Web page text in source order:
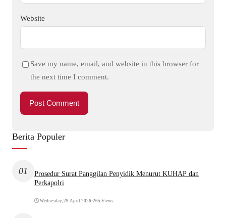
Website
Save my name, email, and website in this browser for
the next time I comment.
Berita Populer
01
Prosedur Surat Panggilan Penyidik Menurut KUHAP dan
Perkapolri
Wednesday, 29 April 2026•265 Views